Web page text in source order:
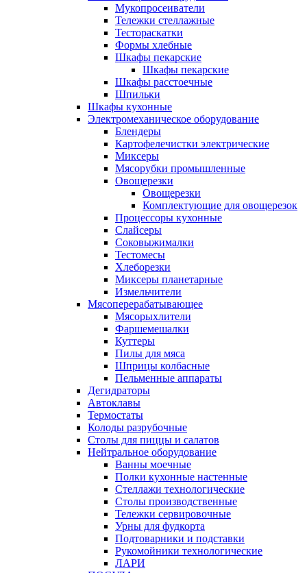
Мукопросеиватели
Тележки стеллажные
Тестораскатки
Формы хлебные
Шкафы пекарские
Шкафы пекарские
Шкафы расстоечные
Шпильки
Шкафы кухонные
Электромеханическое оборудование
Блендеры
Картофелечистки электрические
Миксеры
Мясорубки промышленные
Овощерезки
Овощерезки
Комплектующие для овощерезок
Процессоры кухонные
Слайсеры
Соковыжималки
Тестомесы
Хлеборезки
Миксеры планетарные
Измельчители
Мясоперерабатывающее
Мясорыхлители
Фаршемешалки
Куттеры
Пилы для мяса
Шприцы колбасные
Пельменные аппараты
Дегидраторы
Автоклавы
Термостаты
Колоды разрубочные
Столы для пиццы и салатов
Нейтральное оборудование
Ванны моечные
Полки кухонные настенные
Стеллажи технологические
Столы производственные
Тележки сервировочные
Урны для фудкорта
Подтоварники и подставки
Рукомойники технологические
ЛАРИ